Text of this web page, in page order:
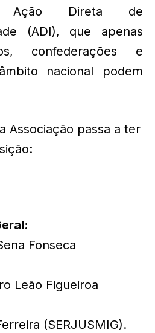
Ação Direta de
(ADI), que apenas
confederações e
nacional podem
Associação passa a ter
Fonseca
Leão Figueiroa
(SERJUSMIG).